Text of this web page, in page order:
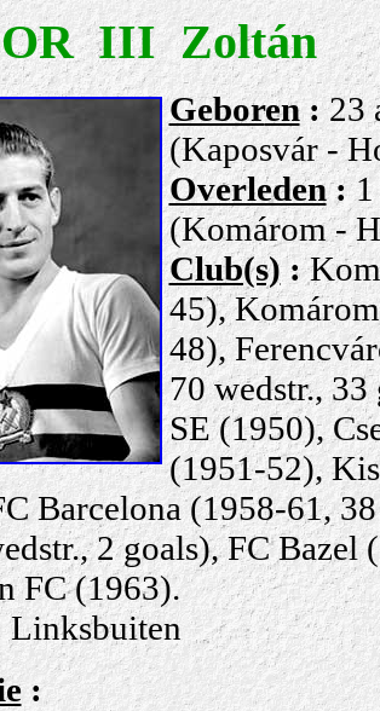
III Zoltán
Geboren:23
(Kaposvár -
Overleden:1
(Komárom -
Club(s):
45),
48),
70 wedstr.,
SE (1950),
(1951-52),
Barcelona (1958-61,
2 goals), FC
FC (1963).
Linksbuiten
: